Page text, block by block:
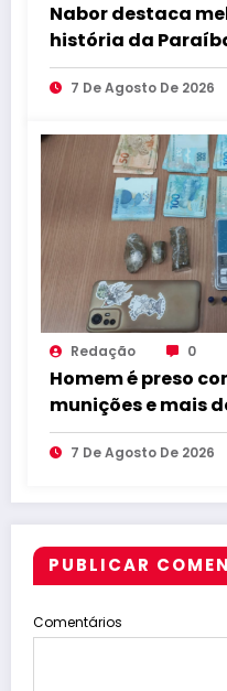
Nabor destaca
história da
compromisso
qualidade
7 De Agosto De 2026
Redação 0
Homem é preso
munições e mais
operação em
7 De Agosto De 2026
PUBLICAR
Comentários